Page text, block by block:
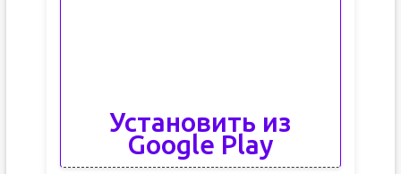
Установить из
Google Play